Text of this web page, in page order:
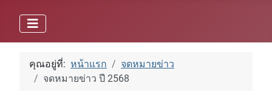
คุณอยู่ที่: หน้าแรก
จดหมายข่าว
จดหมายข่าว ปี 2568